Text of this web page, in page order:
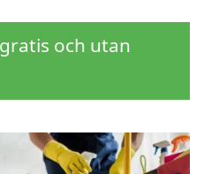
och utan